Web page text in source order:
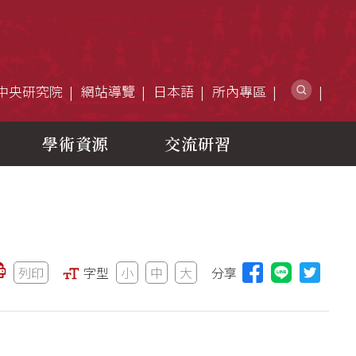
央研究院 網站導覽 日本語 所內專區 網站
學術資源 交流研習
列印 字型 小 中 大 分享 分享本頁